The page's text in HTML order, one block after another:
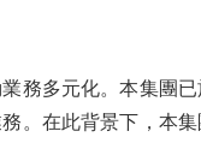
務多元化。本集團
。在此背景下，本